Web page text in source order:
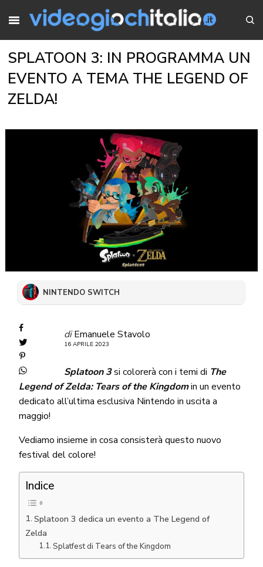
SPLATOON 3: IN PROGRAMMA UN
EVENTO A TEMA THE LEGEND OF
ZELDA!
NINTENDO SWITCH
di Emanuele Stavolo
16 APRILE 2023
Splatoon 3si colorerà con i temi di The
Legend of Zelda: Tears of the Kingdomin un evento
dedicato all’ultima esclusiva Nintendo in uscita a
maggio!
Vediamo insieme in cosa consisterà questo nuovo
festival del colore!
Indice
Splatoon 3 dedica un evento a The Legend of
Zelda
Splatfest di Tears of the Kingdom